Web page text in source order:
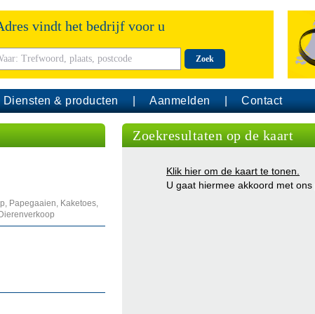
vindt het bedrijf voor u
Zoek
Diensten & producten Aanmelden Contact
Papegaaien, Kaketoes,
Zoekresultaten op de kaart
Klik hier om de kaart te tonen.
U gaat hiermee akkoord met ons